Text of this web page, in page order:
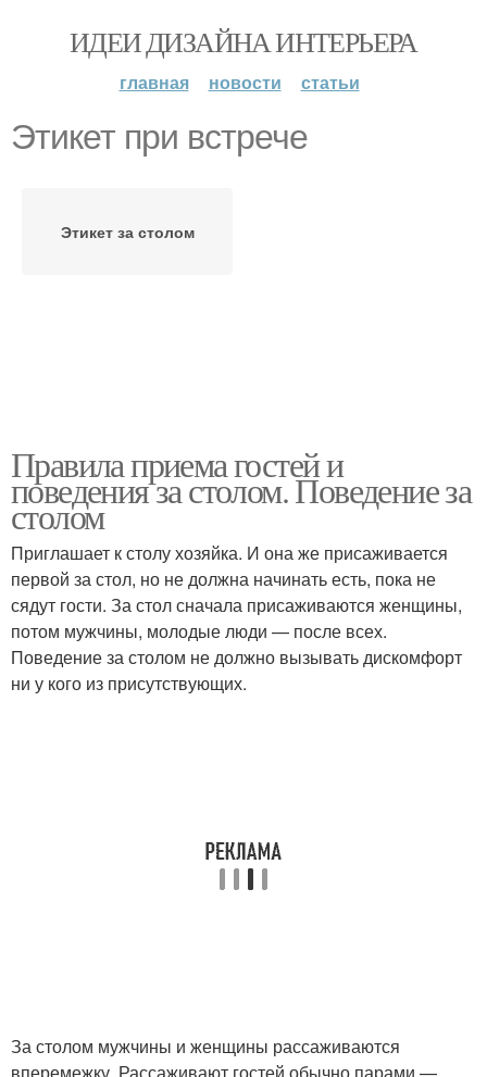
ИДЕИ ДИЗАЙНА ИНТЕРЬЕРА
главная новости статьи
Этикет при встрече
Этикет за столом
Правила приема гостей и
поведения за столом. Поведение за
столом
Приглашает к столу хозяйка. И она же присаживается
первой за стол, но не должна начинать есть, пока не
сядут гости. За стол сначала присаживаются женщины,
потом мужчины, молодые люди — после всех.
Поведение за столом не должно вызывать дискомфорт
ни у кого из присутствующих.
За столом мужчины и женщины рассаживаются